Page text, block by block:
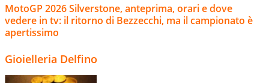
MotoGP 2026 Silverstone, anteprima, orari e dove
vedere in tv: il ritorno di Bezzecchi, ma il campionato è
apertissimo
Gioielleria Delfino